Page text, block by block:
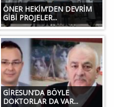
ÖNER HEKİM’DEN DEVRİM
GİBİ PROJELER...
GİRESUN’DA BÖYLE
DOKTORLAR DA VAR...